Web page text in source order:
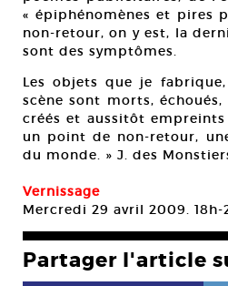
« épiphénomènes et pires
non-retour, on y est, la
sont des symptômes.
Les objets que je
scène sont morts,
créés et aussitôt
un point de non-retour,
du monde. » J. des
Vernissage
Mercredi 29 avril 2009. 18h-
Partager l'article